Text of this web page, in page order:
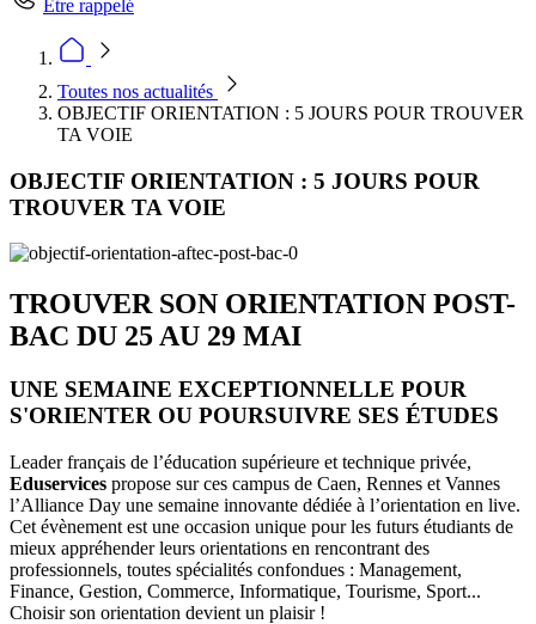
Être rappelé
Toutes nos actualités
OBJECTIF ORIENTATION : 5 JOURS POUR TROUVER
TA VOIE
OBJECTIF ORIENTATION : 5 JOURS POUR
TROUVER TA VOIE
TROUVER SON ORIENTATION POST-
BAC DU 25 AU 29 MAI
UNE SEMAINE EXCEPTIONNELLE POUR
S'ORIENTER OU POURSUIVRE SES ÉTUDES
Leader français de l’éducation supérieure et technique privée,
Eduservices propose sur ces campus de Caen, Rennes et Vannes
l’Alliance Day une semaine innovante dédiée à l’orientation en live.
Cet évènement est une occasion unique pour les futurs étudiants de
mieux appréhender leurs orientations en rencontrant des
professionnels, toutes spécialités confondues : Management,
Finance, Gestion, Commerce, Informatique, Tourisme, Sport...
Choisir son orientation devient un plaisir !